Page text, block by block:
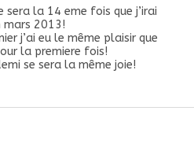
sera la 14 eme fois que j’irai
mars 2013!
j’ai eu le même plaisir que
la premiere fois!
se sera la même joie!